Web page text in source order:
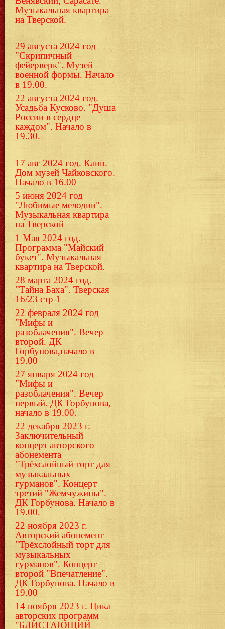
Музыкальная квартира
на Тверской.
29 августа 2024 год
"Скрипичный
фейерверк". Музей
военной формы. Начало
в 19.00.
22 августа 2024 год.
Усадьба Кусково. "Душа
России в сердце
каждом". Начало в
19.30.
17 авг 2024 год. Клин.
Дом музей Чайковского.
Начало в 16.00
5 июня 2024 год
"Любимые мелодии".
Музыкальная квартира
на Тверской
1 Мая 2024 год.
Программа "Майский
букет". Музыкальная
квартира на Тверской.
28 марта 2024 год.
"Тайна Баха". Тверская
16/23 стр 1
22 февраля 2024 год
"Мифы и
разоблачения". Вечер
второй. ДК
Горбунова,начало в
19.00
27 января 2024 год
"Мифы и
разоблачения". Вечер
первый. ДК Горбунова,
начало в 19.00.
22 декабря 2023 г.
Заключительный
концерт авторского
абонемента
"Трёхслойный торт для
музыкальных
гурманов". Концерт
третий "Жемчужины".
ДК Горбунова. Начало в
19.00.
22 ноября 2023 г.
Авторский абонемент
"Трёхслойный торт для
музыкальных
гурманов". Концерт
второй "Впечатление".
ДК Горбунова. Начало в
19.00
14 ноября 2023 г. Цикл
авторских программ
"БЛИСТАЮЩИЙ